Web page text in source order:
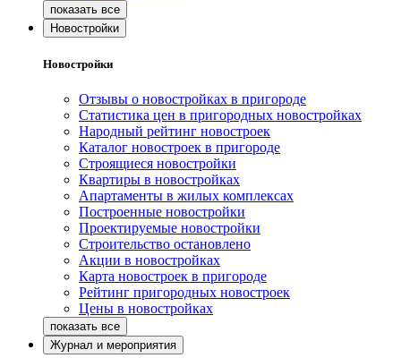
Новостройки
Новостройки
Отзывы о новостройках в пригороде
Статистика цен в пригородных новостройках
Народный рейтинг новостроек
Каталог новостроек в пригороде
Строящиеся новостройки
Квартиры в новостройках
Апартаменты в жилых комплексах
Построенные новостройки
Проектируемые новостройки
Строительство остановлено
Акции в новостройках
Карта новостроек в пригороде
Рейтинг пригородных новостроек
Цены в новостройках
Журнал и мероприятия